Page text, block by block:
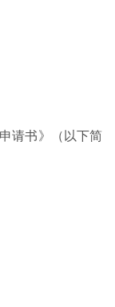
请书》（以下简